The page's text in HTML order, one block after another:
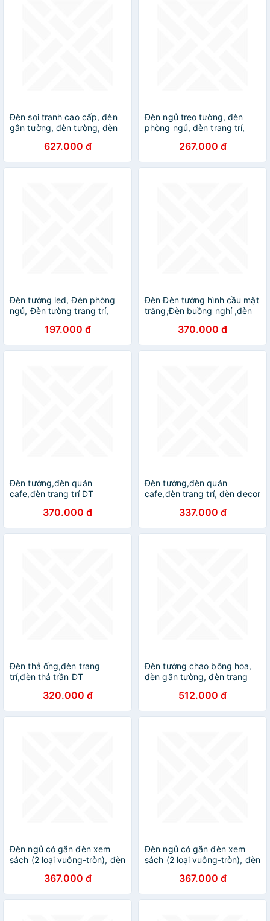
Đèn soi tranh cao cấp, đèn
gắn tường, đèn tường, đèn
627.000 đ
Đèn ngủ treo tường, đèn
phòng ngủ, đèn trang trí,
267.000 đ
Đèn tường led, Đèn phòng
ngủ, Đèn tường trang trí,
197.000 đ
Đèn Đèn tường hình cầu mặt
trăng,Đèn buồng nghỉ ,đèn
370.000 đ
Đèn tường,đèn quán
cafe,đèn trang trí DT
370.000 đ
Đèn tường,đèn quán
cafe,đèn trang trí, đèn decor
tường DT337.000 đ
Đèn thả ống,đèn trang
trí,đèn thả trần DT
320.000 đ
Đèn tường chao bông hoa,
đèn gắn tường, đèn trang
512.000 đ
Đèn ngủ có gắn đèn xem
sách (2 loại vuông-tròn), đèn
trang trí DT367.000 đ
Đèn ngủ có gắn đèn xem
sách (2 loại vuông-tròn), đèn
trang trí DT367.000 đ